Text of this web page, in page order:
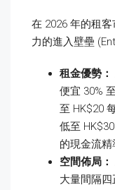
在 2026 年的租
力的進入壁壘
租金優勢：
便宜 30%
至 HK$20
低至
的現金流精
空間佈局：
大量間隔